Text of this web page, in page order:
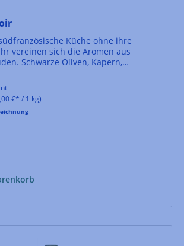
Küche ohne ihre
vereinen sich die Aromen aus
Schwarze Oliven, Kapern,
oder als Dip zu Gemüse. Sie eignet
zum Würzen von Fleisch.
€* / 1 kg)